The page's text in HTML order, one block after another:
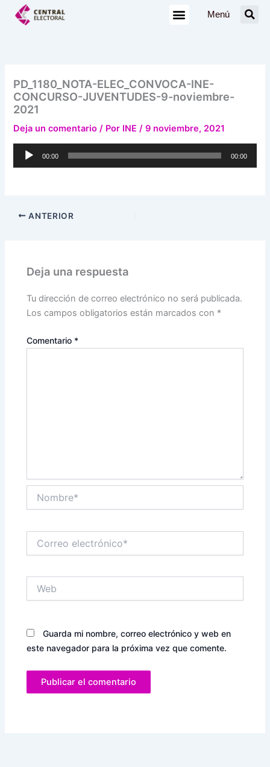
Menú
PD_1180_NOTA-ELEC_CONVOCA-INE-
CONCURSO-JUVENTUDES-9-noviembre-
2021
Deja un comentario / Por INE/9 noviembre, 2021
Reproductor
00:00 00:00
ANTERIOR
Deja una respuesta
Tu dirección de correo electrónico no será publicada.
Los campos obligatorios están marcados con *
Comentario *
electrónico*
Guarda mi nombre, correo electrónico y web en
este navegador para la próxima vez que comente.